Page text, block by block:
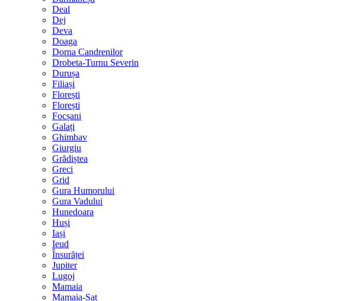
Deal
Dej
Deva
Doaga
Dorna Candrenilor
Drobeta-Turnu Severin
Durușa
Filiași
Florești
Florești
Focșani
Galați
Ghimbav
Giurgiu
Grădiștea
Greci
Grid
Gura Humorului
Gura Vadului
Hunedoara
Huși
Iași
Ieud
Însurăței
Jupiter
Lugoj
Mamaia
Mamaia-Sat